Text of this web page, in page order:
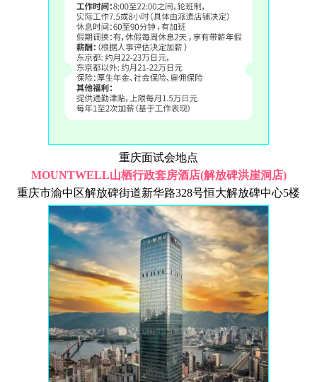
重庆面试会地点
MOUNTWELL山栖行政套房酒店(解放碑洪崖洞店)
重庆市渝中区解放碑街道新华路328号恒大解放碑中心5楼